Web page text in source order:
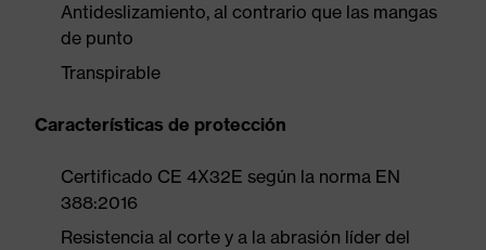
Antideslizamiento, al contrario que las mangas
de punto
Transpirable
Características de protección
Certificado CE 4X32E según la norma EN
388:2016
Resistencia al corte y a la abrasión líder del